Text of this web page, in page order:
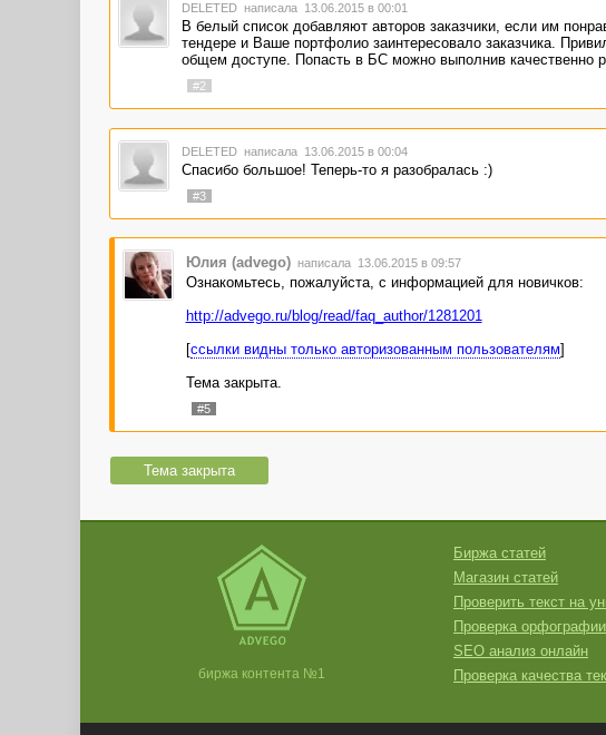
DELETED написала 13.06.2015 в 00:01
В белый список добавляют авторов заказчики, если им
тендере и Ваше портфолио заинтересовало заказчика.
общем доступе. Попасть в БС можно выполнив качественно
#2
DELETED написала 13.06.2015 в 00:04
Спасибо большое! Теперь-то я разобралась :)
#3
Юлия (advego) написала 13.06.2015 в 09:57
Ознакомьтесь, пожалуйста, с информацией для новичков:
http://advego.ru/blog/read/faq_author/1281201
[ссылки видны только авторизованным пользователям]
Тема закрыта.
#5
Тема закрыта
биржа контента №1
Биржа статей
Магазин статей
Проверить текст на
Проверка
SEO анализ онлайн
Проверка качества